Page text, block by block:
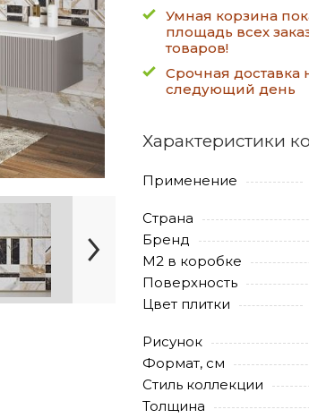
Умная корзина
площадь всех
товаров!
Срочная доставка
следующий день
Характеристики
Применение
Страна
Бренд
М2 в коробке
Поверхность
Цвет плитки
Рисунок
Формат, см
Стиль коллекции
Толщина